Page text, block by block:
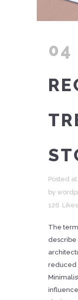
04
Posted
by
126 Likes
The
describe
reduced